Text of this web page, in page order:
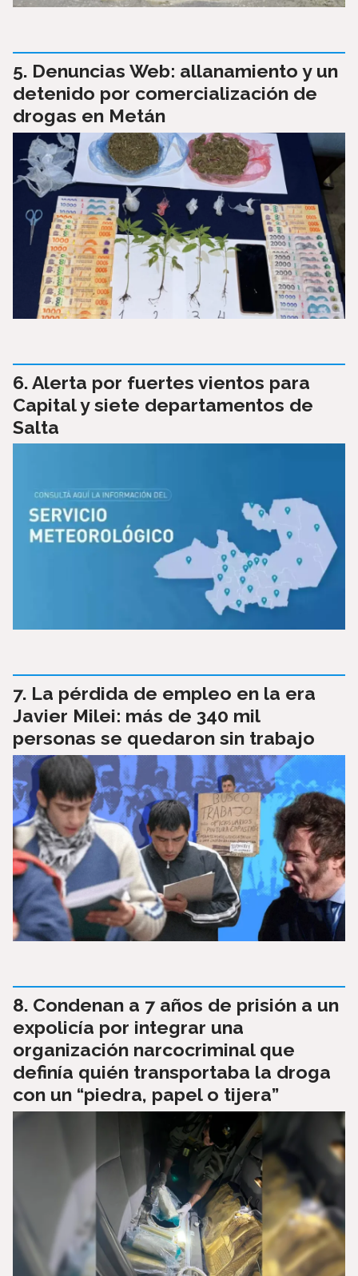
Denuncias Web: allanamiento y un
detenido por comercialización de
drogas en Metán
Alerta por fuertes vientos para
Capital y siete departamentos de
Salta
La pérdida de empleo en la era
Javier Milei: más de 340 mil
personas se quedaron sin trabajo
Condenan a 7 años de prisión a un
expolicía por integrar una
organización narcocriminal que
definía quién transportaba la droga
con un “piedra, papel o tijera”